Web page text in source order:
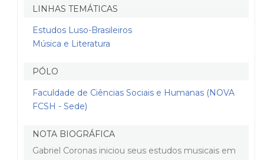
LINHAS TEMÁTICAS
Estudos Luso-Brasileiros
Música e Literatura
PÓLO
Faculdade de Ciências Sociais e Humanas (NOVA
FCSH - Sede)
NOTA BIOGRÁFICA
Gabriel Coronas iniciou seus estudos musicais em